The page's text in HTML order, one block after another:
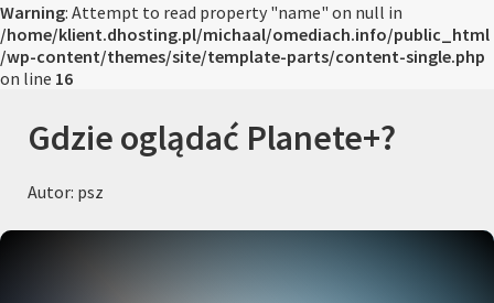
Warning: Attempt to read property "name" on null in
/home/klient.dhosting.pl/michaal/omediach.info/public_html
/wp-content/themes/site/template-parts/content-single.php
on line 16
Gdzie oglądać Planete+?
Autor: psz